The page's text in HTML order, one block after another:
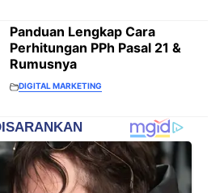
Panduan Lengkap Cara
Perhitungan PPh Pasal 21 &
Rumusnya
DIGITAL MARKETING